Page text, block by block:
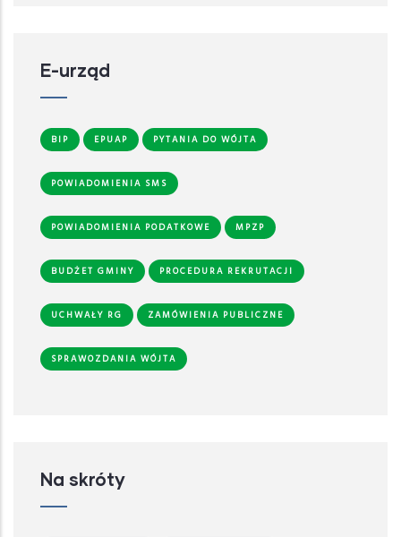
E-urząd
BIP EPUAP PYTANIA DO WÓJTA
POWIADOMIENIA SMS
POWIADOMIENIA PODATKOWE MPZP
BUDŻET GMINY PROCEDURA REKRUTACJI
UCHWAŁY RG ZAMÓWIENIA PUBLICZNE
SPRAWOZDANIA WÓJTA
Na skróty